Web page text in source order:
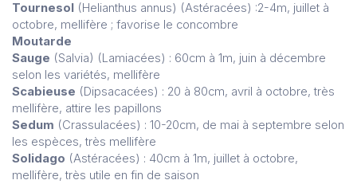
Tournesol (Helianthus annus) (Astéracées) :2-4m, juillet à
octobre, mellifère ; favorise le concombre
Moutarde
Sauge (Salvia) (Lamiacées) : 60cm à 1m, juin à décembre
selon les variétés, mellifère
Scabieuse (Dipsacacées) : 20 à 80cm, avril à octobre, très
mellifère, attire les papillons
Sedum (Crassulacées) : 10-20cm, de mai à septembre selon
les espèces, très mellifère
Solidago (Astéracées) : 40cm à 1m, juillet à octobre,
mellifère, très utile en fin de saison